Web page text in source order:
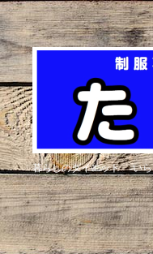
暮らしのダイエット -いら